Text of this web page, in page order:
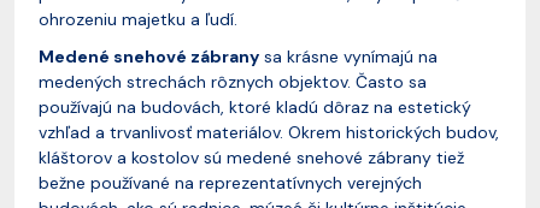
ohrozeniu majetku a ľudí.
Medené snehové zábrany sa krásne vynímajú na
medených strechách rôznych objektov. Často sa
používajú na budovách, ktoré kladú dôraz na estetický
vzhľad a trvanlivosť materiálov. Okrem historických budov,
kláštorov a kostolov sú medené snehové zábrany tiež
bežne používané na reprezentatívnych verejných